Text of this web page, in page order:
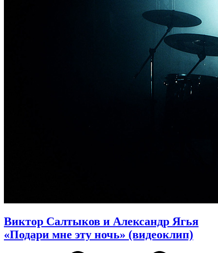
Виктор Салтыков и Александр Ягья
«Подари мне эту ночь» (видеоклип)